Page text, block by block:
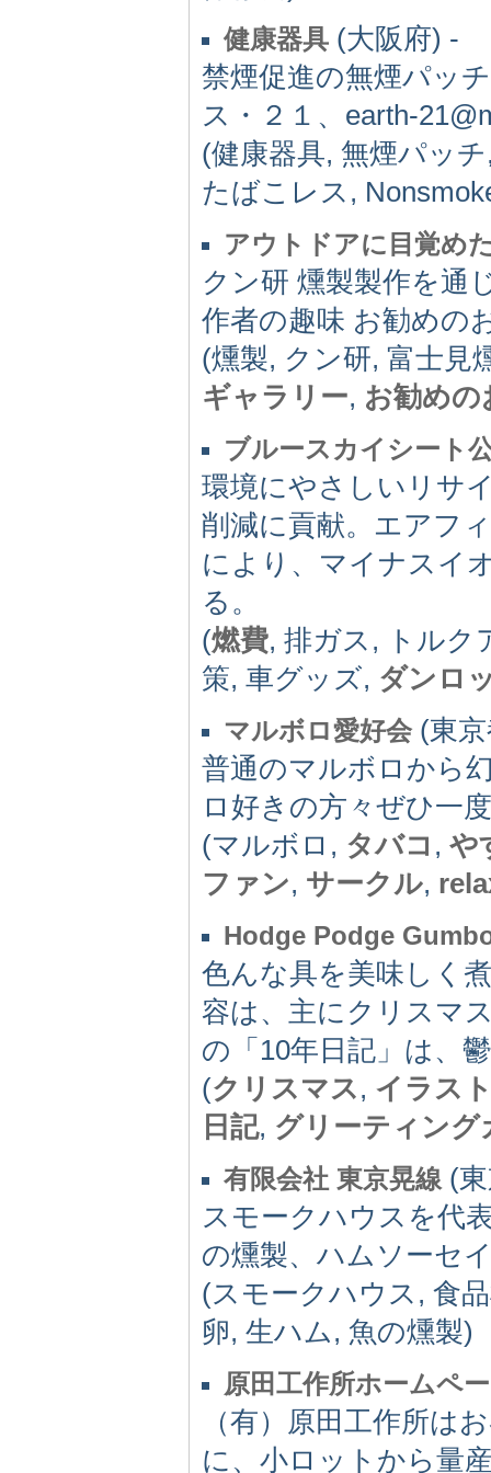
健康器具 (大阪府) -
禁煙促進の無煙パッ
ス・２１、earth-
(健康器具, 無煙パッ
たばこレス,
アウトドアに目覚め
クン研 燻製製作を通
作者の趣味 お勧めの
(燻製, クン研, 富士見
ギャラリー, お勧めの
ブルースカイシート
環境にやさしいリサ
削減に貢献。エアフ
により、マイナスイ
る。
(燃費, 排ガス, トルク
策, 車グッズ, ダンロ
マルボロ愛好会(東京
普通のマルボロから
ロ好きの方々ぜひ一
(マルボロ, タバコ , や
ファン, サークル,
Hodge Podge
色んな具を美味しく
容は、主にクリスマ
の「10年日記」は、
(クリスマス, イラス
日記, グリーティング
有限会社 東京晃線 (
スモークハウスを代
の燻製、ハムソーセ
(スモークハウス, 食
卵, 生ハム, 魚の燻製)
原田工作所ホームペ
（有）原田工作所は
に、小ロットから量